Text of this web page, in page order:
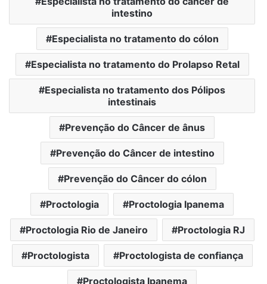
intestino
Especialista no tratamento do cólon
Especialista no tratamento do Prolapso Retal
Especialista no tratamento dos Pólipos
intestinais
Prevenção do Câncer de ânus
Prevenção do Câncer de intestino
Prevenção do Câncer do cólon
Proctologia Proctologia Ipanema
Proctologia Rio de Janeiro Proctologia RJ
Proctologista Proctologista de confiança
Proctologista Ipanema